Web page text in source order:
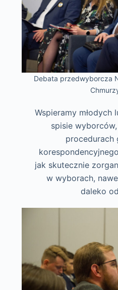
Debata przedwyborcza
Wspieramy
spisie
procedurach
jak skutecznie
w wyborach,
daleko